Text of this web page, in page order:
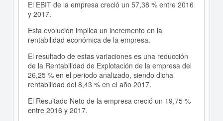
El EBIT de la empresa creció un 57,38 % entre 2016
y 2017.
Esta evolución implica un incremento en la
rentabilidad económica de la empresa.
El resultado de estas variaciones es una reducción
de la Rentabilidad de Explotación de la empresa del
26,25 % en el periodo analizado, siendo dicha
rentabilidad del 8,43 % en el año 2017.
El Resultado Neto de la empresa creció un 19,75 %
entre 2016 y 2017.